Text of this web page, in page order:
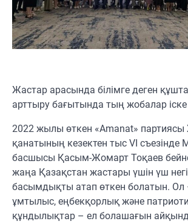
Жастар арасында білімге деген
арттыру бағытында тың жобалар
2022 жылы өткен «Amanat»
қанатының кезектен тыс VI съезінде
басшысы Қасым-Жомарт Тоқаев
жаңа Қазақстан жастары үшін үш
басымдықты атап өткен болатын. Ол
ұмтылыс, еңбекқорлық және
құндылықтар – ел болашағын